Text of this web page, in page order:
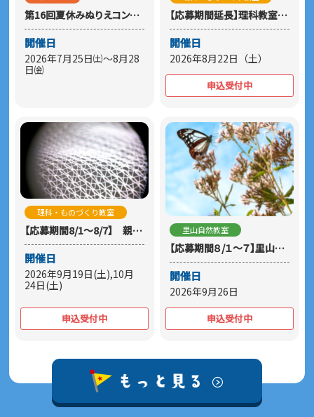
第16回夏休みぬりえコンテスト
開催日
2026年7月25日㈯～8月28
日㈮
【応募期間延長】理科教室「ポンポン蒸気船を作ろう！」
開催日
2026年8月22日（土）
申込受付中
理科・ものづくり教室
【応募期間8/1～8/7】 親子理科教室「小さな世界をのぞいてみよう」
開催日
2026年9月19日(土),10月
24日(土)
申込受付中
里山自然教室
【応募期間８/１～７】里山親子教室「フジバカマに集まる蝶を観察しよう！」
開催日
2026年9月26日
申込受付中